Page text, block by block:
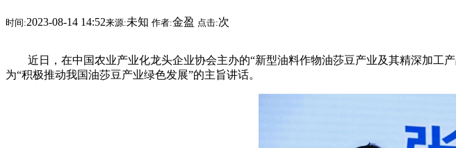
时间:2023-08-14 14:52来源:未知 作者:金盈 点击:次
近日，在中国农业产业化龙头企业协会主办的“新型油料作物油莎豆产业及其精深加工
为“积极推动我国油莎豆产业绿色发展”的主旨讲话。